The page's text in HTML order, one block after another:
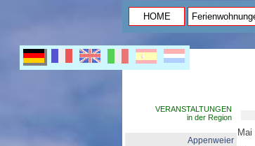
HOME
VERANSTALTUNGEN
in der Region
Appenweier
Mai